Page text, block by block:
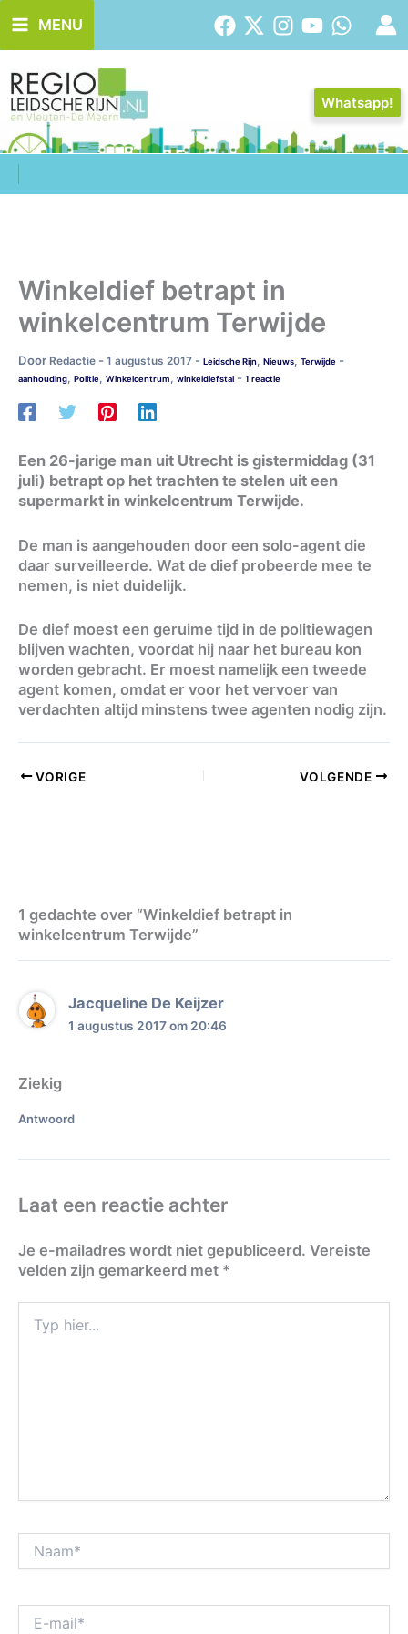
naar
de
inhoud
MENU
Whatsapp!
Winkeldief betrapt in
winkelcentrum Terwijde
Door Redactie - 1 augustus 2017 - Leidsche Rijn, Nieuws, Terwijde -
aanhouding, Politie, Winkelcentrum, winkeldiefstal - 1 reactie
Een 26-jarige man uit Utrecht is gistermiddag (31
juli) betrapt op het trachten te stelen uit een
supermarkt in winkelcentrum Terwijde.
De man is aangehouden door een solo-agent die
daar surveilleerde. Wat de dief probeerde mee te
nemen, is niet duidelijk.
De dief moest een geruime tijd in de politiewagen
blijven wachten, voordat hij naar het bureau kon
worden gebracht. Er moest namelijk een tweede
agent komen, omdat er voor het vervoer van
verdachten altijd minstens twee agenten nodig zijn.
VORIGE VOLGENDE
1 gedachte over “Winkeldief betrapt in
winkelcentrum Terwijde”
Jacqueline De Keijzer
1 augustus 2017 om 20:46
Ziekig
Antwoord
Laat een reactie achter
Je e-mailadres wordt niet gepubliceerd. Vereiste
velden zijn gemarkeerd met *
hier...
mail*